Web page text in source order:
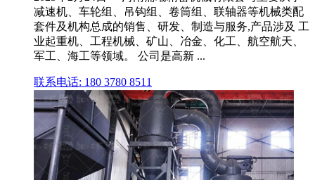
减速机、车轮组、吊钩组、卷筒组、联轴器等机械类配
套件及机构总成的销售、研发、制造与服务,产品涉及 工
业起重机、工程机械、矿山、冶金、化工、航空航天、
军工、海工等领域。 公司是高新 ...
联系电话: 180 3780 8511